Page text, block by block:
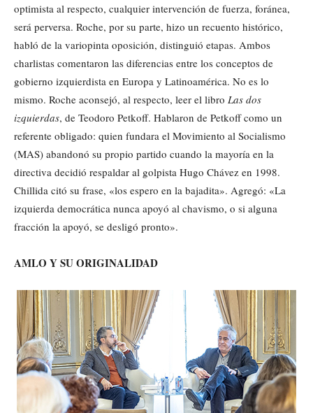
optimista al respecto, cualquier intervención de fuerza, foránea,
será perversa. Roche, por su parte, hizo un recuento histórico,
habló de la variopinta oposición, distinguió etapas. Ambos
charlistas comentaron las diferencias entre los conceptos de
gobierno izquierdista en Europa y Latinoamérica. No es lo
mismo. Roche aconsejó, al respecto, leer el libro Las dos
izquierdas, de Teodoro Petkoff. Hablaron de Petkoff como un
referente obligado: quien fundara el Movimiento al Socialismo
(MAS) abandonó su propio partido cuando la mayoría en la
directiva decidió respaldar al golpista Hugo Chávez en 1998.
Chillida citó su frase, «los espero en la bajadita». Agregó: «La
izquierda democrática nunca apoyó al chavismo, o si alguna
fracción la apoyó, se desligó pronto».
AMLO Y SU ORIGINALIDAD